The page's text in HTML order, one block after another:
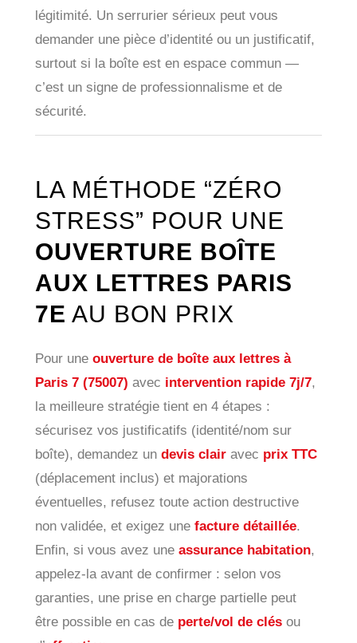
légitimité. Un serrurier sérieux peut vous
demander une pièce d’identité ou un justificatif,
surtout si la boîte est en espace commun —
c’est un signe de professionnalisme et de
sécurité.
LA MÉTHODE “ZÉRO
STRESS” POUR UNE
OUVERTURE BOÎTE
AUX LETTRES PARIS
7E AU BON PRIX
Pour une ouverture de boîte aux lettres à
Paris 7 (75007) avec intervention rapide 7j/7,
la meilleure stratégie tient en 4 étapes :
sécurisez vos justificatifs (identité/nom sur
boîte), demandez un devis clairavec prix TTC
(déplacement inclus) et majorations
éventuelles, refusez toute action destructive
non validée, et exigez une facture détaillée.
Enfin, si vous avez une assurance habitation,
appelez-la avant de confirmer : selon vos
garanties, une prise en charge partielle peut
être possible en cas de perte/vol de clésou